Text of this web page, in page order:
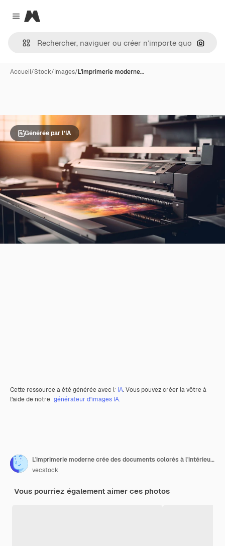
Close menu
Magnific
Accueil/Stock/Images/L'imprimerie moderne…
Générée par l’IA
Cette ressource a été générée avec l’ IA. Vous pouvez créer la vôtre à
l’aide de notre générateur d’images IA.
L'imprimerie moderne crée des documents colorés à l'intérieur générés par l'IA
vecstock
Vous pourriez également aimer ces photos